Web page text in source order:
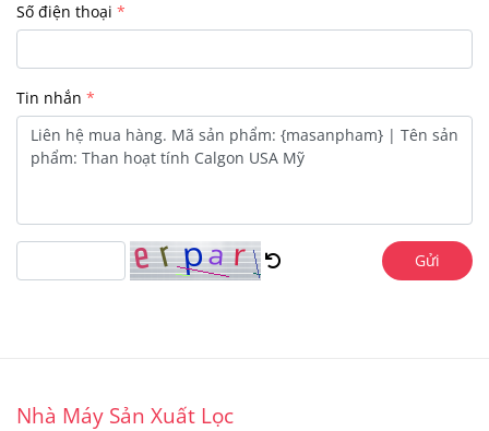
Số điện thoại
Tin nhắn
Gửi
Nhà Máy Sản Xuất Lọc